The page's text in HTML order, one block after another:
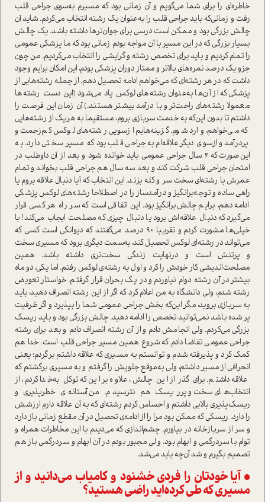
خاطره‌ای را برای شما می‌گویم و آن زمانی بود که مسیرم به‌سوی جراحی قلب
رفت و زمانی‌که باید جراحی قلب را به‌عنوان یک رشته انتخاب می‌کردم. شاید آن
چالش بزرگی بود و ممکن ا‌ست درسی برای جوان‌تر‌ها داشته باشد. یک چالش
بسیار بزرگی که در این مسیر با آن مواجه بودم زمانی بود که ما پزشکی عمومی
را تمام کردیم و باید برای تخصص رشته و گرایشی را انتخاب می‌کردیم. من چون
جزو یک درصد نمره‌های بالاتر و ممتاز دوران پزشکی بودم، این امکان برایم وجود
داشت که در هر رشته‌ای که می‌خواهم ادامه تحصیل دهم. از جمله رشته‌هایی از
پزشکی که از آن‌ها به‌عنوان رشته‌های لوکس یاد می‌شود (این دست رشته‌ها
معمولا رشته‌های راحت‌تر و با در‌آمد بیشتر هستند‌.) آن زمان این فرصت را
داشتم تا بدون این‌که به خدمت سربازی بروم، مستقیما به هریک از رشته‌هایی
که می‌خواهم، وارد شوم. گزینه‌هایم از‌سویی رشته‌های لوکس کم‌زحمت و
پردر‌آمد و از‌سوی دیگر علاقه‌ام به جراحی قلب بود که مسیر سختی دارد. به
این‌صورت که ۴ سال جراحی عمومی باید خوانده شود و بعد از آن داوطلب در
امتحان جراحی قلب شرکت کند و بعد سه سال هم جراحی قلب بخواند و تمام
عمرش با رشته‌ای سخت سر و کله بزند. این انتخاب که آیا دنبال علاقه بروم یا
راهی ساده و توجه‌برانگیز و در‌آمدساز را در اصطلاحا رشته‌های لوکس پزشکی
ادامه دهم، برایم چالش‌برانگیز بود. این اتفاقی ا‌ست که سر راه هر کسی قرار
می‌گیرد که دنبال علاقه‌اش برود یا دنبال چیزی که مصلحت ایجاب می‌کند! با
خیلی‌ها مشورت کردم و تقریبا ۹۰ درصد می‌گفتند که دیوانگی ا‌ست کسی که
می‌تواند در رشته‌ای لوکس تحصیل کند، به‌سمت د‌یگری برود که مسیری سخت
و پر‌تنش ا‌ست و در‌نهایت زندگی سخت‌تری داشته باشد. همین
مصلحت‌اندیشی کار خودش را کرد و اول به رشته‌ی لوکس رفتم. اما یکی، دو ماه
بیشتر در آن رشته دوام نیاوردم و در یک بحران قرار گرفتم. خوا‌ستار تعویض
رشته شدم، ولی دانشگاه به من اعلام کرد که اگر از این رشته انصراف دهید، باید
به سربازی بروید، مگر این‌که بخش جراحی عمومی شما را بپذیرد و اگر ظرفیت
پر شده باشد نمی‌توانید تخصص را ادامه دهید. چالش بزرگی بود و باید ریسک
بزرگی می‌کردم. ولی انجامش دادم و از آن رشته انصراف دادم و بعد برای رشته
جراحی عمومی تقاضا دادم که شروع همین مسیر جراحی قلب ا‌ست. خدا هم
کمک کرد و پذیرفته شدم و توانستم به مسیری که علاقه داشتم برگردم؛ یعنی
انحرافی از مسیر داشتم، ولی به‌موقع جلویش را گرفتم و به مسیری برگشتم که
علاقه داشتم. برای گذر از این چالش، علاوه بر این‌که توکل به‌خدا کردم، از
انتخاب‌های سخت و پرریسک هم نترسیدم. من آستانه‌ی خطرپذیری و
ریسک‌پذیری بالایی داشتم و احساس کردم رشته‌ای که به آن علاقه دارم ارزشش
را دارد. ریسکی که ممکن بود مرا را از ادامه‌ی تحصیل در آن مقطع زمانی باز دارد
و سر از سربازخانه در بیاورم. چشم‌اندازی که می‌دیدم با این مخاطرات همراه و
توام با سردرگمی و ابهام بود. ولی مجبور بودم در آن ابهام و سردرگمی باز هم
تصمیم بگیرم و شد آن‌چه باید می‌شد.
• آیا خودتان را فردی خشنود و کامیاب می‌دانید و از
مسیری که طی کرده‌اید راضی هستید؟